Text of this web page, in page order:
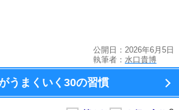
公開日：2026年6月5日
執筆者： 水口貴博
うまくいく 30の習慣